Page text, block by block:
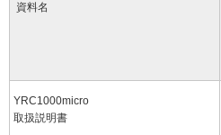
資料名
YRC1000micro
取扱説明書